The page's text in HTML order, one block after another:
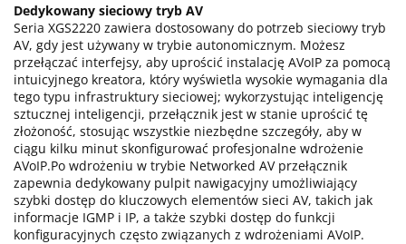
Dedykowany sieciowy tryb AV
Seria XGS2220 zawiera dostosowany do potrzeb sieciowy tryb
AV, gdy jest używany w trybie autonomicznym. Możesz
przełączać interfejsy, aby uprościć instalację AVoIP za pomocą
intuicyjnego kreatora, który wyświetla wysokie wymagania dla
tego typu infrastruktury sieciowej; wykorzystując inteligencję
sztucznej inteligencji, przełącznik jest w stanie uprościć tę
złożoność, stosując wszystkie niezbędne szczegóły, aby w
ciągu kilku minut skonfigurować profesjonalne wdrożenie
AVoIP.Po wdrożeniu w trybie Networked AV przełącznik
zapewnia dedykowany pulpit nawigacyjny umożliwiający
szybki dostęp do kluczowych elementów sieci AV, takich jak
informacje IGMP i IP, a także szybki dostęp do funkcji
konfiguracyjnych często związanych z wdrożeniami AVoIP.